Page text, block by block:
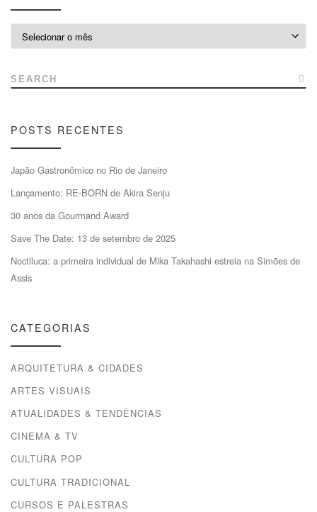
SEARCH
POSTS RECENTES
Japão Gastronômico no Rio de Janeiro
Lançamento: RE-BORN de Akira Senju
30 anos da Gourmand Award
Save The Date: 13 de setembro de 2025
Noctiluca: a primeira individual de Mika Takahashi estreia na Simões de
Assis
CATEGORIAS
ARQUITETURA & CIDADES
ARTES VISUAIS
ATUALIDADES & TENDÊNCIAS
CINEMA & TV
CULTURA POP
CULTURA TRADICIONAL
CURSOS E PALESTRAS